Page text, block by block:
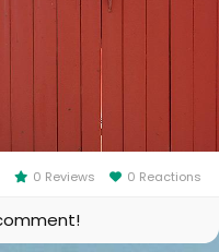
0 Reviews 0 Reactions